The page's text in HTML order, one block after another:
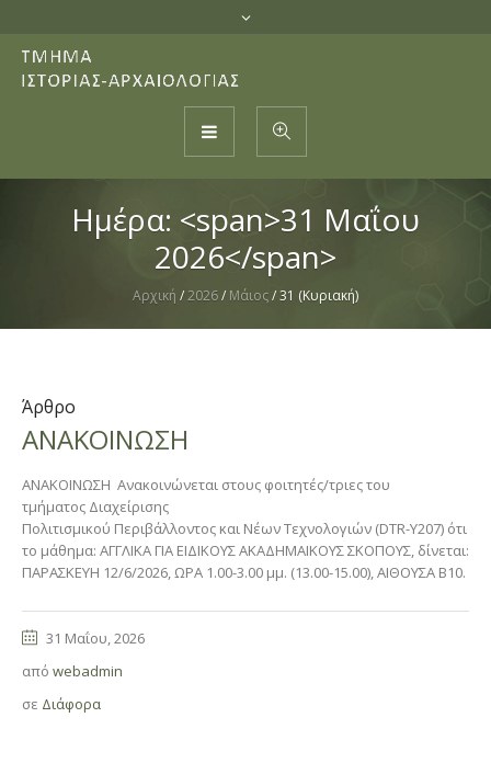
Ημέρα: <span>31 Μαΐου
2026</span>
Αρχική /2026/ Μάιος/31 (Κυριακή)
Άρθρο
ΑΝΑΚΟΙΝΩΣΗ
ΑΝΑΚΟΙΝΩΣΗ Ανακοινώνεται στους φοιτητές/τριες του
τμήματος Διαχείρισης
Πολιτισμικού Περιβάλλοντος και Νέων Τεχνολογιών (DTR-Y207) ότι
το μάθημα: ΑΓΓΛΙΚΑ ΓΙΑ ΕΙΔΙΚΟΥΣ ΑΚΑΔΗΜΑΙΚΟΥΣ ΣΚΟΠΟΥΣ, δίνεται:
ΠΑΡΑΣΚΕΥΗ 12/6/2026, ΩΡΑ 1.00-3.00 μμ. (13.00-15.00), ΑΙΘΟΥΣΑ Β10.
31 Μαΐου, 2026
από webadmin
σε Διάφορα